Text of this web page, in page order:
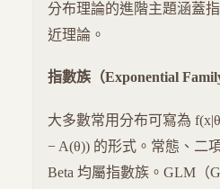
分布理論的進階主題涵蓋
近理論。
指數族（Exponential
大多數常用分布可寫為
− A(θ)) 的形式。常態、二
Beta 均屬指數族。GLM（